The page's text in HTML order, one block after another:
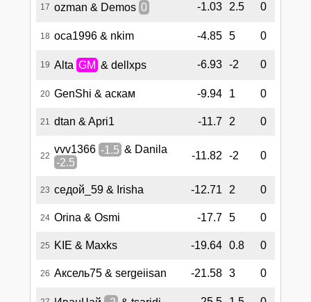
17 ozman & Demos 0 -1.03 2.5 0
18 oca1996 & nkim -4.85 5 0
19 Alta GM & dellxps -6.93 -2 0
20 GenShi & аскам -9.94 1 0
21 dtan & Apri1 -11.7 2 0
22
vvv1366 -1.5 & Danila
-2.5
-11.82 -2 0
23 седой_59 & Irisha -12.71 2 0
24 Orina & Osmi -17.7 5 0
25 KIE & Maxks -19.64 0.8 0
26 Аксель75 & sergeiisan -21.58 3 0